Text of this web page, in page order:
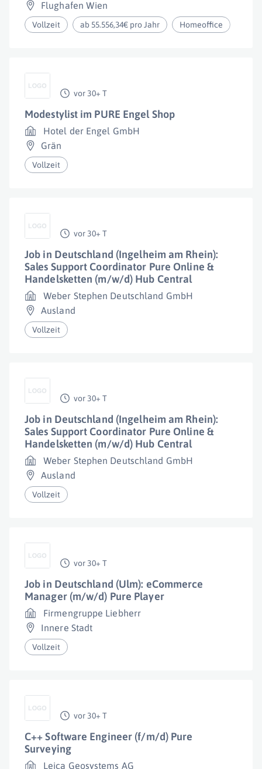
Flughafen Wien
Vollzeit ab 55.556,34€ pro Jahr Homeoffice
vor 30+ T
Modestylist im PURE Engel Shop
Hotel der Engel GmbH
Grän
Vollzeit
vor 30+ T
Job in Deutschland (Ingelheim am Rhein):
Sales Support Coordinator Pure Online &
Handelsketten (m/w/d) Hub Central
Weber Stephen Deutschland GmbH
Ausland
Vollzeit
vor 30+ T
Job in Deutschland (Ingelheim am Rhein):
Sales Support Coordinator Pure Online &
Handelsketten (m/w/d) Hub Central
Weber Stephen Deutschland GmbH
Ausland
Vollzeit
vor 30+ T
Job in Deutschland (Ulm): eCommerce
Manager (m/w/d) Pure Player
Firmengruppe Liebherr
Innere Stadt
Vollzeit
vor 30+ T
C++ Software Engineer (f/m/d) Pure
Surveying
Leica Geosystems AG